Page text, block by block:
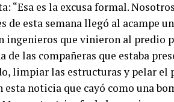
“Esa es la excusa formal.
de esta semana llegó al acampe
ingenieros que vinieron al predio
de las compañeras que estaba
limpiar las estructuras y pelar el
esta noticia que cayó como una